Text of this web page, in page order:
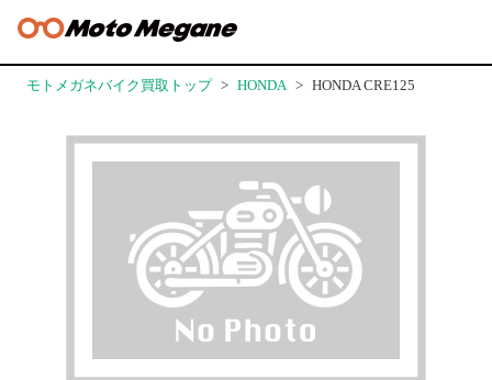
モトメガネバイク買取トップ HONDA HONDA CRE125